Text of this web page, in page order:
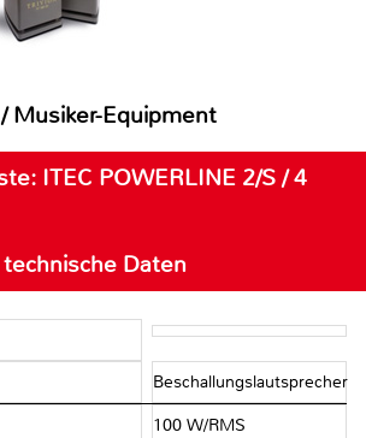
Musiker-Equipment
ITEC POWERLINE 2/S / 4
Daten
Beschallungslautsprecher
100 W/RMS